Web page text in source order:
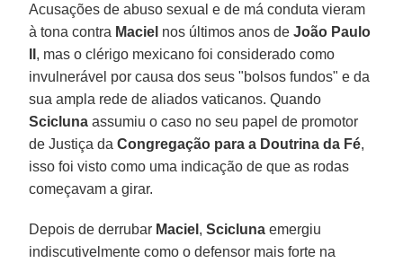
Acusações de abuso sexual e de má conduta vieram
à tona contra Maciel nos últimos anos deJoão Paulo
, mas o clérigo mexicano foi considerado como
invulnerável por causa dos seus "bolsos fundos" e da
sua ampla rede de aliados vaticanos. Quando
Scicluna assumiu o caso no seu papel de promotor
de Justiça daCongregação para a Doutrina da Fé,
isso foi visto como uma indicação de que as rodas
começavam a girar.
Depois de derrubar Maciel ,Scicluna emergiu
indiscutivelmente como o defensor mais forte na